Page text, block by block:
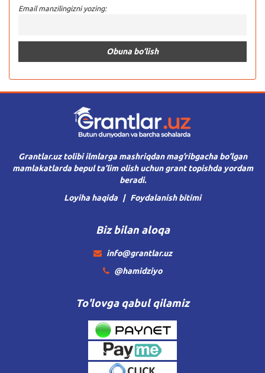
Email manzilingizni yozing:
Grantlar.uz tolibi ilmlarga mashriqdan mag’ribgacha bo’lgan
mamlakatlarda bepul ta’lim olish uchun grant topishda yordam
beradi.
Loyiha haqida
Foydalanish bitimi
Biz bilan aloqa
info@grantlar.uz
@hamidziyo
To'lovga qabul qilamiz